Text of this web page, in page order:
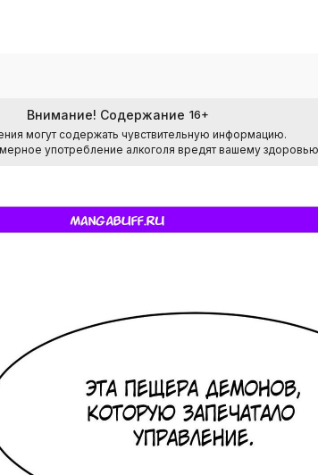
Внимание! Содержание 16+
могут содержать чувствительную информацию.
употребление алкоголя вредят вашему